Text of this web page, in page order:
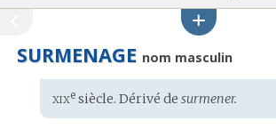
SURMENAGE nom masculin
Étymologie
:
xixesiècle. Dérivé de surmener.